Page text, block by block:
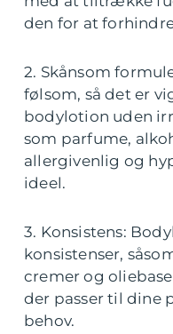
den for at
2. Skånsom
følsom, så det er
bodylotion uden
som parfume,
allergivenlig og
ideel.
3. Konsistens:
konsistenser,
cremer og
der passer til dine
behov.